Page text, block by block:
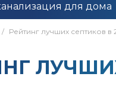
для дома
Рейтинг лучших септиков в